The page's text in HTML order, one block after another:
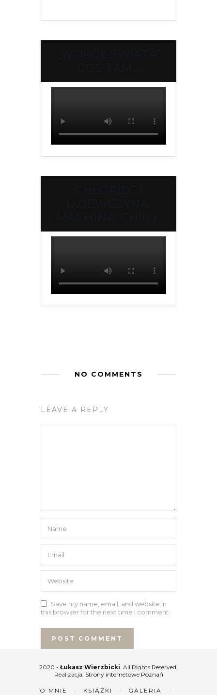
NO COMMENTS
LEAVE A REPLY
Save my name, email, and website in
this browser for the next time I comment.
2020 - Łukasz Wierzbicki. All Rights Reserved.
Realizacja: Strony internetowe Poznań
O MNIE KSIĄŻKI GALERIA